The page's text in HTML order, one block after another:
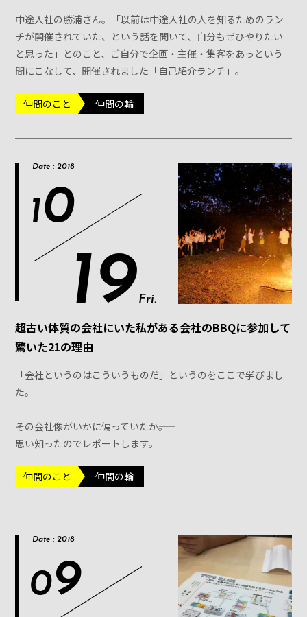
中途入社の勝浦さん。「以前は中途入社の人を知るためのラン
チが開催されていた、という話を聞いて、自分もぜひやりたい
と思った」とのこと、ご自分で企画・主催・集客をあっという
間にこなして、開催されました「自己紹介ランチ」。
仲間のこと 仲間の輪
Date : 2018
10
19Fri.
超古い体質の会社にいた私がある会社のBBQに参加して
驚いた21の理由
「会社というのはこういうものだ」というのをここで学びまし
た。
その会社像がいかに偏っていたか――。
思い知ったのでレポートします。
仲間のこと 仲間の輪
Date : 2018
09